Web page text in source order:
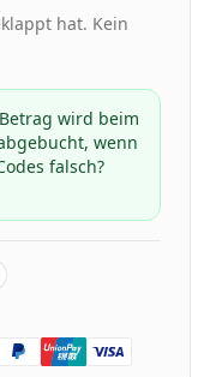
hat. Kein
wird beim
wenn
falsch?